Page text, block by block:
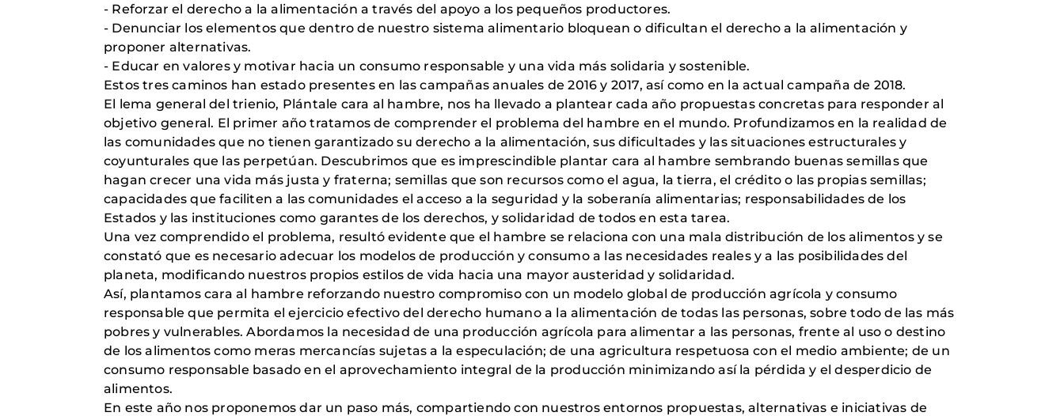
- Reforzar el derecho a la alimentación a través del apoyo a los pequeños productores.
- Denunciar los elementos que dentro de nuestro sistema alimentario bloquean o dificultan el derecho a la alimentación y
proponer alternativas.
- Educar en valores y motivar hacia un consumo responsable y una vida más solidaria y sostenible.
Estos tres caminos han estado presentes en las campañas anuales de 2016 y 2017, así como en la actual campaña de 2018.
El lema general del trienio, Plántale cara al hambre, nos ha llevado a plantear cada año propuestas concretas para responder al
objetivo general. El primer año tratamos de comprender el problema del hambre en el mundo. Profundizamos en la realidad de
las comunidades que no tienen garantizado su derecho a la alimentación, sus dificultades y las situaciones estructurales y
coyunturales que las perpetúan. Descubrimos que es imprescindible plantar cara al hambre sembrando buenas semillas que
hagan crecer una vida más justa y fraterna; semillas que son recursos como el agua, la tierra, el crédito o las propias semillas;
capacidades que faciliten a las comunidades el acceso a la seguridad y la soberanía alimentarias; responsabilidades de los
Estados y las instituciones como garantes de los derechos, y solidaridad de todos en esta tarea.
Una vez comprendido el problema, resultó evidente que el hambre se relaciona con una mala distribución de los alimentos y se
constató que es necesario adecuar los modelos de producción y consumo a las necesidades reales y a las posibilidades del
planeta, modificando nuestros propios estilos de vida hacia una mayor austeridad y solidaridad.
Así, plantamos cara al hambre reforzando nuestro compromiso con un modelo global de producción agrícola y consumo
responsable que permita el ejercicio efectivo del derecho humano a la alimentación de todas las personas, sobre todo de las más
pobres y vulnerables. Abordamos la necesidad de una producción agrícola para alimentar a las personas, frente al uso o destino
de los alimentos como meras mercancías sujetas a la especulación; de una agricultura respetuosa con el medio ambiente; de un
consumo responsable basado en el aprovechamiento integral de la producción minimizando así la pérdida y el desperdicio de
alimentos.
En este año nos proponemos dar un paso más, compartiendo con nuestros entornos propuestas, alternativas e iniciativas de